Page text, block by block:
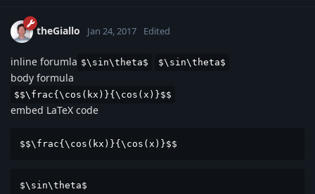
theGiallo Jan 24, 2017 Edited
inline forumla $\sin\theta$ $\sin\theta$
body formula
$$\frac{\cos(kx)}{\cos(x)}$$
embed LaTeX code
$$\frac{\cos(kx)}{\cos(x)}$$
$\sin\theta$